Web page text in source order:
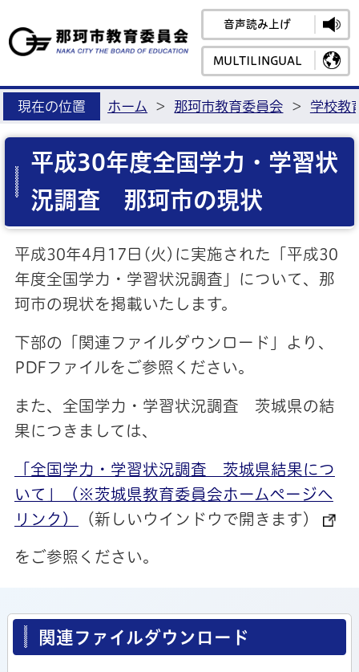
那珂市教
音声読み上げ
MULTILINGUAL
現在の位置 ホーム > 那珂市教育委員会 > 学校教
平成30年度全国学力・学習状
況調査 那珂市の現状
平成30年4月17日(火)に実施された「平成30
年度全国学力・学習状況調査」について、那
珂市の現状を掲載いたします。
下部の「関連ファイルダウンロード」より、
PDFファイルをご参照ください。
また、全国学力・学習状況調査 茨城県の結
果につきましては、
「全国学力・学習状況調査 茨城県結果につ
いて」（※茨城県教育委員会ホームページへ
リンク）
（新しいウインドウで開きます）
をご参照ください。
関連ファイルダウンロード